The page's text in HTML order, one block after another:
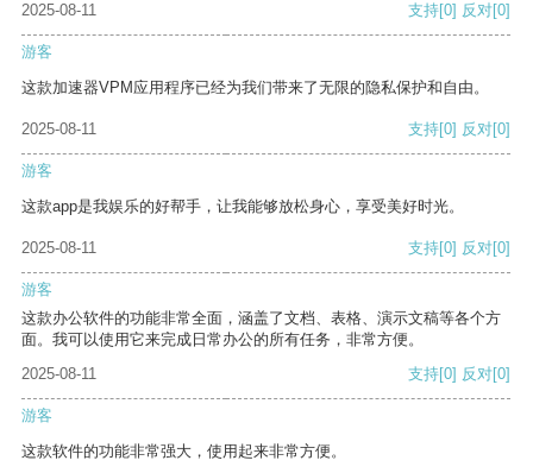
2025-08-11
支持[0] 反对[0]
游客
这款加速器VPM应用程序已经为我们带来了无限的隐私保护和自由。
2025-08-11 支持[0] 反对[0]
游客
这款app是我娱乐的好帮手，让我能够放松身心，享受美好时光。
2025-08-11 支持[0] 反对[0]
游客
这款办公软件的功能非常全面，涵盖了文档、表格、演示文稿等各个方
面。我可以使用它来完成日常办公的所有任务，非常方便。
2025-08-11
支持[0] 反对[0]
游客
这款软件的功能非常强大，使用起来非常方便。